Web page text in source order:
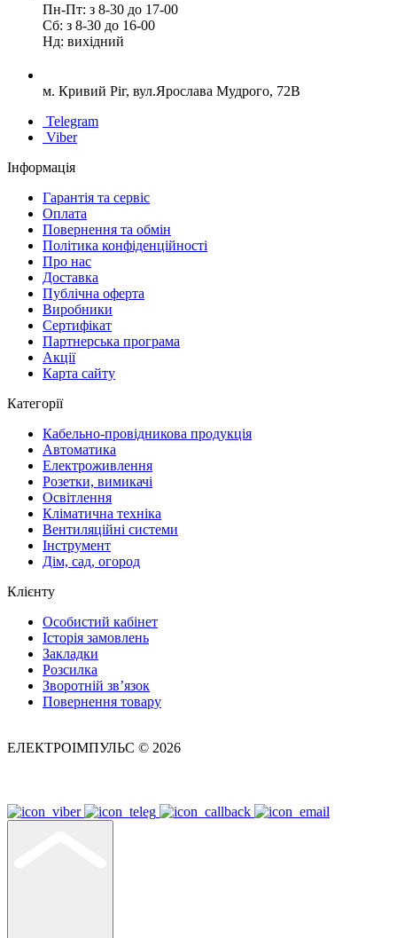
Пн-Пт: з 8-30 до 17-00
Сб: з 8-30 до 16-00
Нд: вихідний
м. Кривий Ріг, вул.Ярослава Мудрого, 72В
Telegram
Viber
Інформація
Гарантія та сервіс
Оплата
Повернення та обмін
Політика конфіденційності
Про нас
Доставка
Публічна оферта
Виробники
Сертифікат
Партнерська програма
Акції
Карта сайту
Категорії
Кабельно-провідникова продукція
Автоматика
Електроживлення
Розетки, вимикачі
Освітлення
Кліматична техніка
Вентиляційні системи
Інструмент
Дім, сад, огород
Клієнту
Особистий кабінет
Історія замовлень
Закладки
Розсилка
Зворотній зв’язок
Повернення товару
ЕЛЕКТРОІМПУЛЬС © 2026